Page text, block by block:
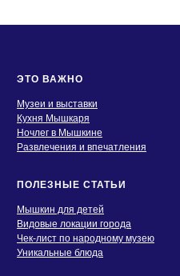
ЭТО ВАЖНО
Музеи и выставки
Кухня Мышкаря
Ночлег в Мышкине
Развлечения и впечатления
ПОЛЕЗНЫЕ СТАТЬИ
Мышкин для детей
Видовые локации города
Чек-лист по народному музею
Уникальные блюда